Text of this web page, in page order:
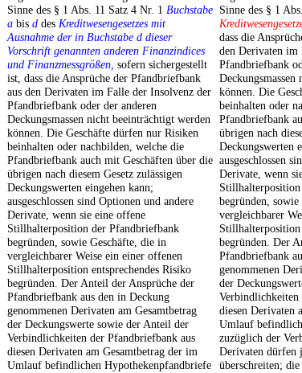
Sinne des § 1 Abs. 11 Satz 4 Nr. 1 Buchstabe
a bis d des Kreditwesengesetzes mit
Ausnahme der in Buchstabe d dieser
Vorschrift genannten anderen Finanzindices
und Finanzmessgrößen, sofern sichergestellt
ist, dass die Ansprüche der Pfandbriefbank
aus den Derivaten im Falle der Insolvenz der
Pfandbriefbank oder der anderen
Deckungsmassen nicht beeinträchtigt werden
können. Die Geschäfte dürfen nur Risiken
beinhalten oder nachbilden, welche die
Pfandbriefbank auch mit Geschäften über die
übrigen nach diesem Gesetz zulässigen
Deckungswerten eingehen kann;
ausgeschlossen sind Optionen und andere
Derivate, wenn sie eine offene
Stillhalterposition der Pfandbriefbank
begründen, sowie Geschäfte, die in
vergleichbarer Weise ein einer offenen
Stillhalterposition entsprechendes Risiko
begründen. Der Anteil der Ansprüche der
Pfandbriefbank aus den in Deckung
genommenen Derivaten am Gesamtbetrag
der Deckungswerte sowie der Anteil der
Verbindlichkeiten der Pfandbriefbank aus
diesen Derivaten am Gesamtbetrag der im
Umlauf befindlichen Hypothekenpfandbriefe
Sinne des § 1
dass die
den Derivaten im
Pfandbriefbank
können. Die
beinhalten oder
Pfandbriefbank
übrigen nach
Deckungswerten
ausgeschlossen
Derivate, wenn
begründen,
vergleichbarer
Stillhalterposition
begründen. Der
Pfandbriefbank
genommenen
der
Verbindlichkeiten
diesen Derivaten
Umlauf
zuzüglich der
Derivaten dürfen
überschreiten;